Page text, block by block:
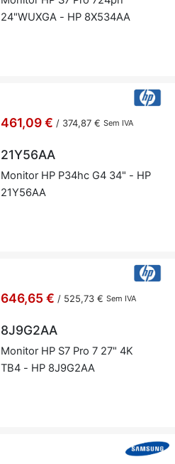
24"WUXGA - HP 8X534AA
461,09 € / 374,87 € Sem IVA
21Y56AA
Mo­nitor HP P34hc G4 34" - HP
21Y56AA
646,65 € / 525,73 € Sem IVA
8J9G2AA
Mo­nitor HP S7 Pro 7 27" 4K
TB4 - HP 8J9G2AA